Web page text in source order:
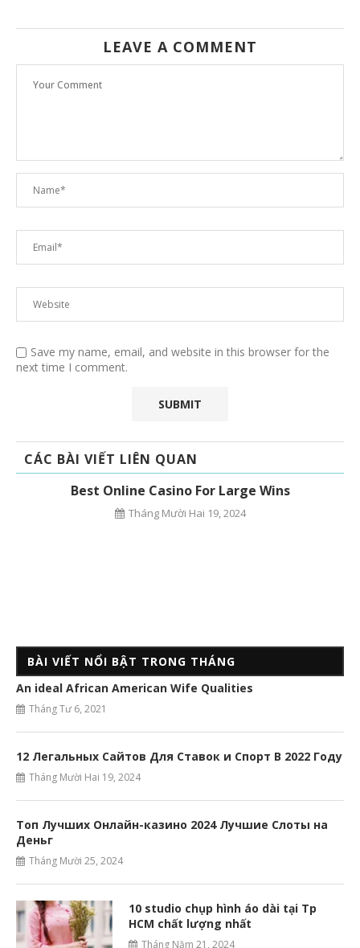
LEAVE A COMMENT
Save my name, email, and website in this browser for the
next time I comment.
CÁC BÀI VIẾT LIÊN QUAN
Best Online Casino For Large Wins
Tháng Mười Hai 19, 2024
BÀI VIẾT NỔI BẬT TRONG THÁNG
An ideal African American Wife Qualities
Tháng Tư 6, 2021
12 Легальных Сайтов Для Ставок и Спорт В 2022 Году
Tháng Mười Hai 19, 2024
Топ Лучших Онлайн-казино 2024 Лучшие Слоты на
Деньг
Tháng Mười 25, 2024
10 studio chụp hình áo dài tại Tp
HCM chất lượng nhất
Tháng Năm 21, 2024